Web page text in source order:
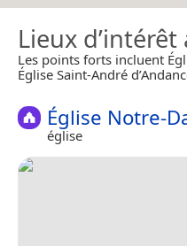
Lieux
Les points forts incluent
Église Saint-André
Église Notre-
église